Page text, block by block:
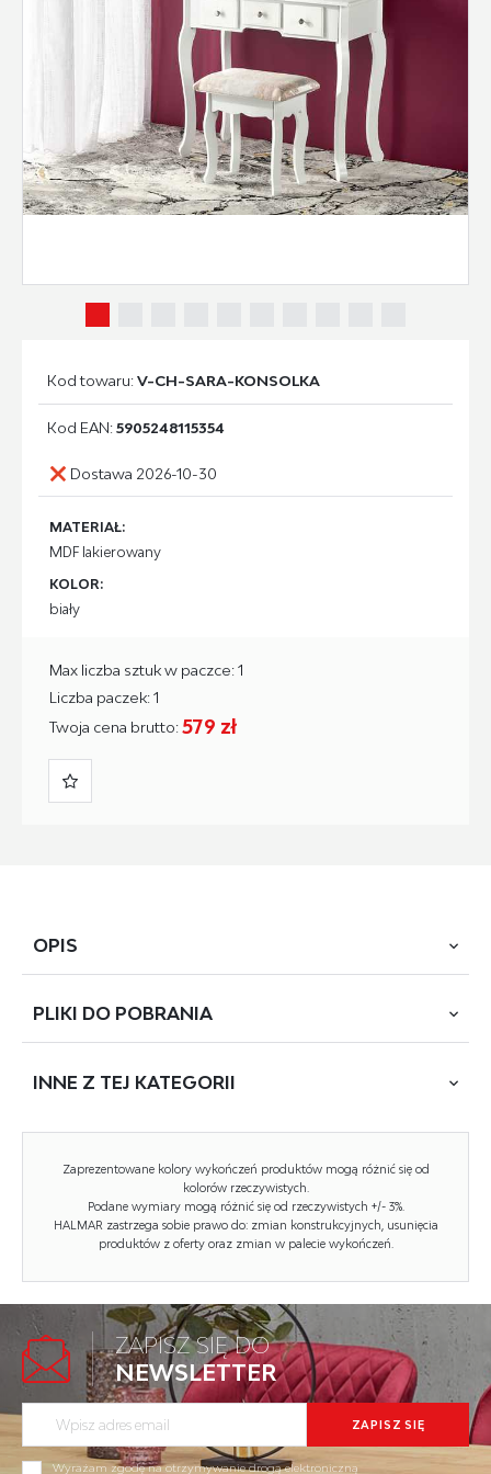
Kod towaru:V-CH-SARA-KONSOLKA
Kod EAN:5905248115354
Dostawa 2026-10-30
MATERIAŁ:
MDF lakierowany
KOLOR:
biały
Twoja cena brutto:579 zł
Max liczba sztuk w paczce: 1
Liczba paczek: 1
OPIS
wymiary: 80/40/130 cm, konsolka z siedziskiem, materiał
Styl wykonania: glamour, klasyczny
Materiał: MDF lakierowany
Wysokość: 130
Głębokość: 40
Kolor: biały
Waga brutto:
PLIKI DO POBRANIA
SARA (32440C)
Zaprezentowane kolory wykończeń produktów mogą różnić się od
kolorów rzeczywistych.
Podane wymiary mogą różnić się od rzeczywistych +/- 3%.
HALMAR zastrzega sobie prawo do: zmian konstrukcyjnych, usunięcia
produktów z oferty oraz zmian w palecie wykończeń.
INNE Z TEJ KATEGORII
HOLLYWOOD 2 XL toaletka kaszmir / orzech...
Kod towaru: V-PL-HOLLYWOOD_2_XL-TOALETKA-KASZMIR/ORZ
ZAPISZ SIĘ DO
NEWSLETTER
Wyrażam zgodę na otrzymywanie drogą elektroniczną